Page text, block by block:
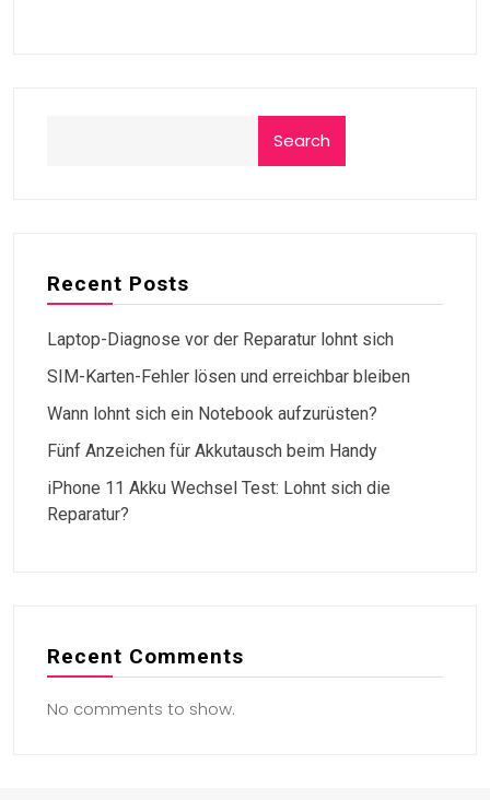
Search
Recent Posts
Laptop-Diagnose vor der Reparatur lohnt sich
SIM-Karten-Fehler lösen und erreichbar bleiben
Wann lohnt sich ein Notebook aufzurüsten?
Fünf Anzeichen für Akkutausch beim Handy
iPhone 11 Akku Wechsel Test: Lohnt sich die
Reparatur?
Recent Comments
No comments to show.